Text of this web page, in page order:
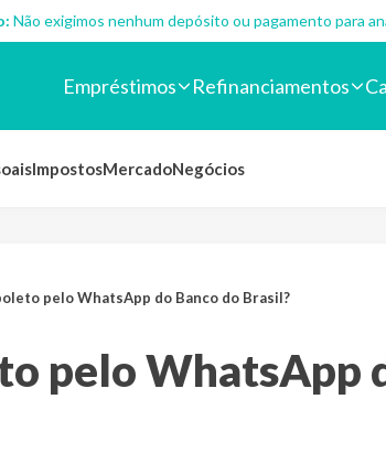
Não exigimos nenhum depósito ou pagamento para
Empréstimos Refinanciamentos
ImpostosMercadoNegócios
pelo WhatsApp do Banco do Brasil?
pelo WhatsApp